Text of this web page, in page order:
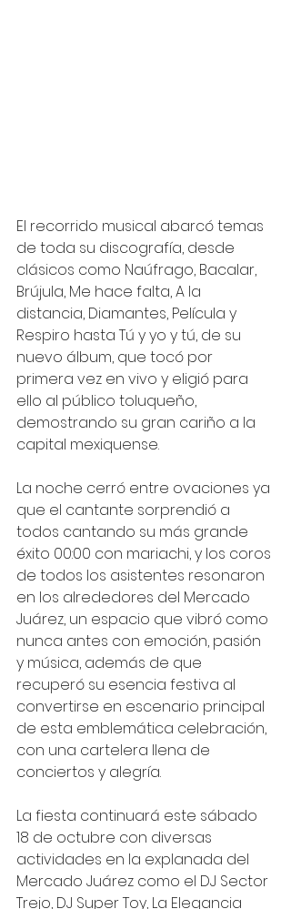
El recorrido musical abarcó temas
de toda su discografía, desde
clásicos como Naúfrago, Bacalar,
Brújula, Me hace falta, A la
distancia, Diamantes, Película y
Respiro hasta Tú y yo y tú, de su
nuevo álbum, que tocó por
primera vez en vivo y eligió para
ello al público toluqueño,
demostrando su gran cariño a la
capital mexiquense.
La noche cerró entre ovaciones ya
que el cantante sorprendió a
todos cantando su más grande
éxito 00:00 con mariachi, y los coros
de todos los asistentes resonaron
en los alrededores del Mercado
Juárez, un espacio que vibró como
nunca antes con emoción, pasión
y música, además de que
recuperó su esencia festiva al
convertirse en escenario principal
de esta emblemática celebración,
con una cartelera llena de
conciertos y alegría.
La fiesta continuará este sábado
18 de octubre con diversas
actividades en la explanada del
Mercado Juárez como el DJ Sector
Trejo, DJ Super Toy, La Elegancia